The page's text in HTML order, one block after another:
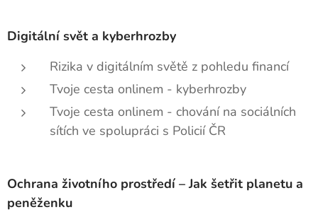
Digitální svět a kyberhrozby
Rizika v digitálním světě z pohledu financí
Tvoje cesta onlinem - kyberhrozby
Tvoje cesta onlinem - chování na sociálních
sítích ve spolupráci s Policií ČR
Ochrana životního prostředí – Jak šetřit planetu a
peněženku